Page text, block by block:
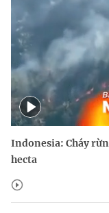
Indonesia: Cháy
hecta